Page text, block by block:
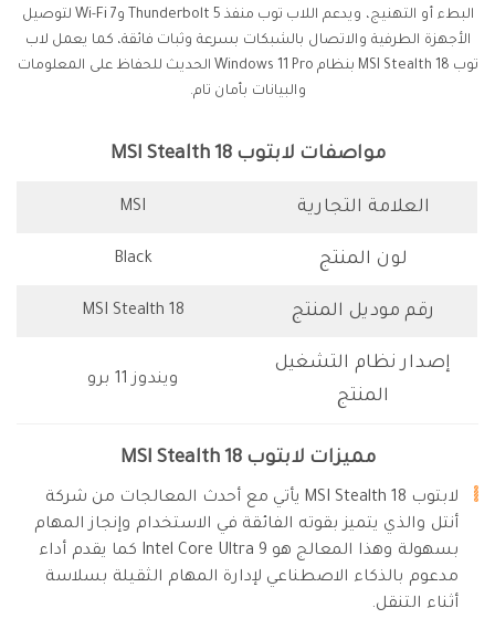
البطء أو التهنيج، ويدعم اللاب توب منفذ Thunderbolt 5 وWi-Fi 7 لتوصيل
الأجهزة الطرفية والاتصال بالشبكات بسرعة وثبات فائقة، كما يعمل لاب
توب MSI Stealth 18 بنظام Windows 11 Pro الحديث للحفاظ على المعلومات
والبيانات بأمان تام.
مواصفات لابتوب MSI Stealth 18
العلامة التجارية MSI
لون المنتج Black
رقم موديل المنتج MSI Stealth 18
إصدار نظام التشغيل
المنتج
ويندوز 11 برو
مميزات لابتوب MSI Stealth 18
لابتوب MSI Stealth 18 يأتي مع أحدث المعالجات من شركة
أنتل والذي يتميز بقوته الفائقة في الاستخدام وإنجاز المهام
بسهولة وهذا المعالج هو Intel Core Ultra 9 كما يقدم أداء
مدعوم بالذكاء الاصطناعي لإدارة المهام الثقيلة بسلاسة
أثناء التنقل.